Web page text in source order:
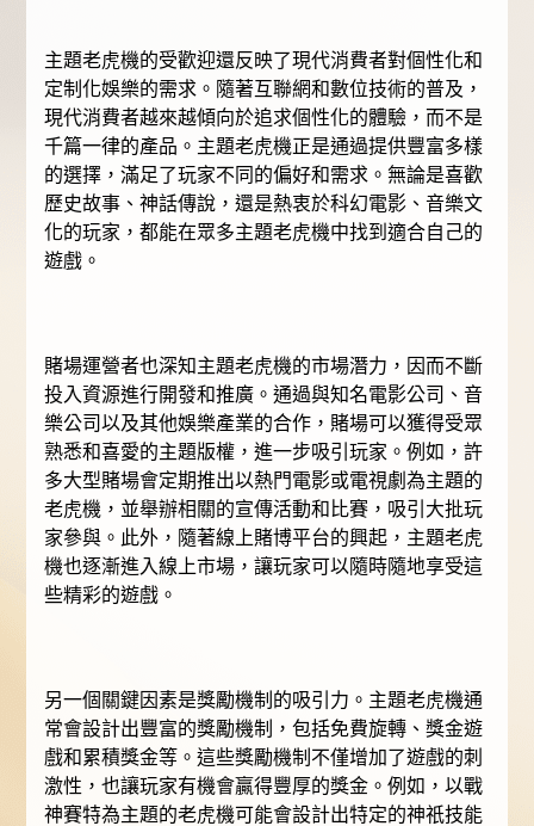
主題老虎機的受歡迎還反映了現代消費者對個性化和
定制化娛樂的需求。隨著互聯網和數位技術的普及，
現代消費者越來越傾向於追求個性化的體驗，而不是
千篇一律的產品。主題老虎機正是通過提供豐富多樣
的選擇，滿足了玩家不同的偏好和需求。無論是喜歡
歷史故事、神話傳說，還是熱衷於科幻電影、音樂文
化的玩家，都能在眾多主題老虎機中找到適合自己的
遊戲。
賭場運營者也深知主題老虎機的市場潛力，因而不斷
投入資源進行開發和推廣。通過與知名電影公司、音
樂公司以及其他娛樂產業的合作，賭場可以獲得受眾
熟悉和喜愛的主題版權，進一步吸引玩家。例如，許
多大型賭場會定期推出以熱門電影或電視劇為主題的
老虎機，並舉辦相關的宣傳活動和比賽，吸引大批玩
家參與。此外，隨著線上賭博平台的興起，主題老虎
機也逐漸進入線上市場，讓玩家可以隨時隨地享受這
些精彩的遊戲。
另一個關鍵因素是獎勵機制的吸引力。主題老虎機通
常會設計出豐富的獎勵機制，包括免費旋轉、獎金遊
戲和累積獎金等。這些獎勵機制不僅增加了遊戲的刺
激性，也讓玩家有機會贏得豐厚的獎金。例如，以戰
神賽特為主題的老虎機可能會設計出特定的神祇技能